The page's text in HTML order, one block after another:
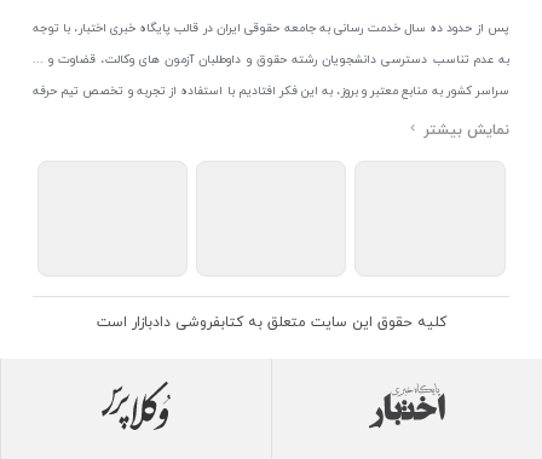
پس از حدود ده سال خدمت رسانی به جامعه حقوقی ایران در قالب پایگاه خبری اختبار، با توجه
به عدم تناسب دسترسی دانشجویان رشته حقوق و داوطلبان آزمون های وکالت، قضاوت و ...
سراسر کشور به منابع معتبر و بروز، به این فکر افتادیم با استفاده از تجربه و تخصص تیم حرفه
ای اختبار خدمتی جدید به جامعه حقوقی ایران ارائه کنیم. به این منظور با راه اندازی و تجهیز
اتحادیه ناشران و کتابفروشان تهران به منظور ارائه مطمئن ترین خدمات مجموعه بسیار کامل و
معتبری از کتاب های حقوقی را به علاقمندان عرضه کرده ایم. علاوه بر این با بهره گیری از فناوری
اندازی کردیم تا علاقمندان بتوانند با اطمینان کافی و به اتکای اعتبار این مجموعه قدیمی کتاب و
کلیه حقوق این سایت متعلق به کتابفروشی دادبازار است